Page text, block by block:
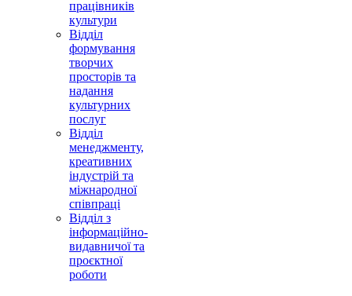
працівників
культури
Відділ
формування
творчих
просторів та
надання
культурних
послуг
Відділ
менеджменту,
креативних
індустрій та
міжнародної
співпраці
Відділ з
інформаційно-
видавничої та
проєктної
роботи